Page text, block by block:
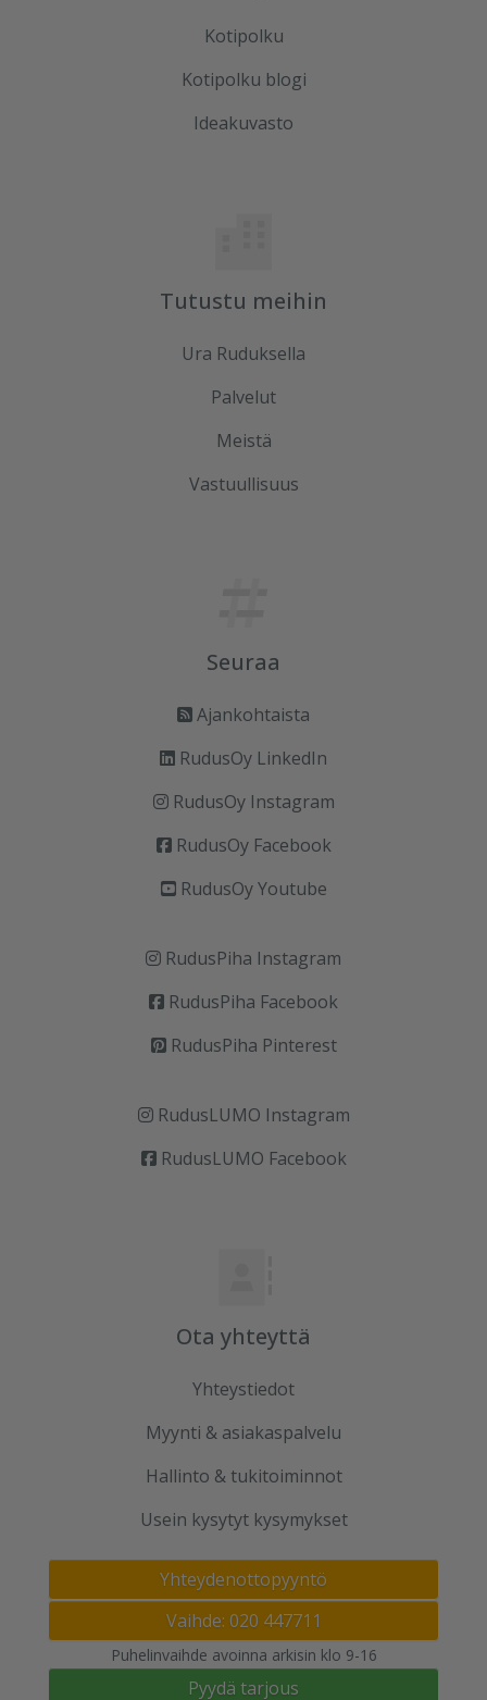
Kotipolku
Kotipolku blogi
Ideakuvasto
Tutustu meihin
Ura Ruduksella
Palvelut
Meistä
Vastuullisuus
Seuraa
Ajankohtaista
RudusOy LinkedIn
RudusOy Instagram
RudusOy Facebook
RudusOy Youtube
RudusPiha Instagram
RudusPiha Facebook
RudusPiha Pinterest
RudusLUMO Instagram
RudusLUMO Facebook
Ota yhteyttä
Yhteystiedot
Myynti & asiakaspalvelu
Hallinto & tukitoiminnot
Usein kysytyt kysymykset
Yhteydenottopyyntö
Vaihde: 020 447711
Puhelinvaihde avoinna arkisin klo 9-16
Pyydä tarjous